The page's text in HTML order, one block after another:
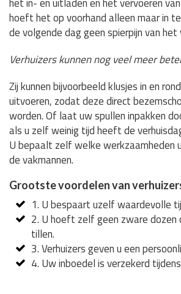
hoeft het op voorhand alleen maar in
de volgende dag geen spierpijn van
Verhuizers kunnen nog veel meer
Zij kunnen bijvoorbeeld klusjes in en
uitvoeren, zodat deze direct
worden. Of laat uw spullen inpakken
als u zelf weinig tijd heeft de
U bepaalt zelf welke werkzaamheden
de vakmannen.
Grootste voordelen van
1. U bespaart uzelf waardevolle
2. U hoeft zelf geen zware
tillen.
3. Verhuizers geven u een
4. Uw inboedel is verzekerd